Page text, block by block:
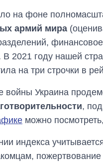
на фоне
армий мира
В 2021 году нашей
на три строчки в
войны Украина
,
можно
индекса
пожертвование